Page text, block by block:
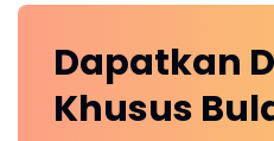
Dapatkan
Khusus